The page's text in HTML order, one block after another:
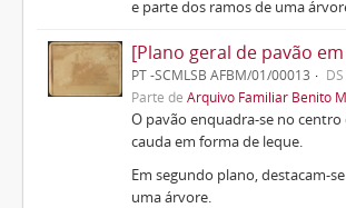
e parte dos ramos de uma
[Plano geral de pavão
PT -SCMLSB AFBM/01/00013 DS
Parte de Arquivo Familiar Benito
O pavão enquadra-se no centro
cauda em forma de leque.
Em segundo plano, destacam-
uma árvore.